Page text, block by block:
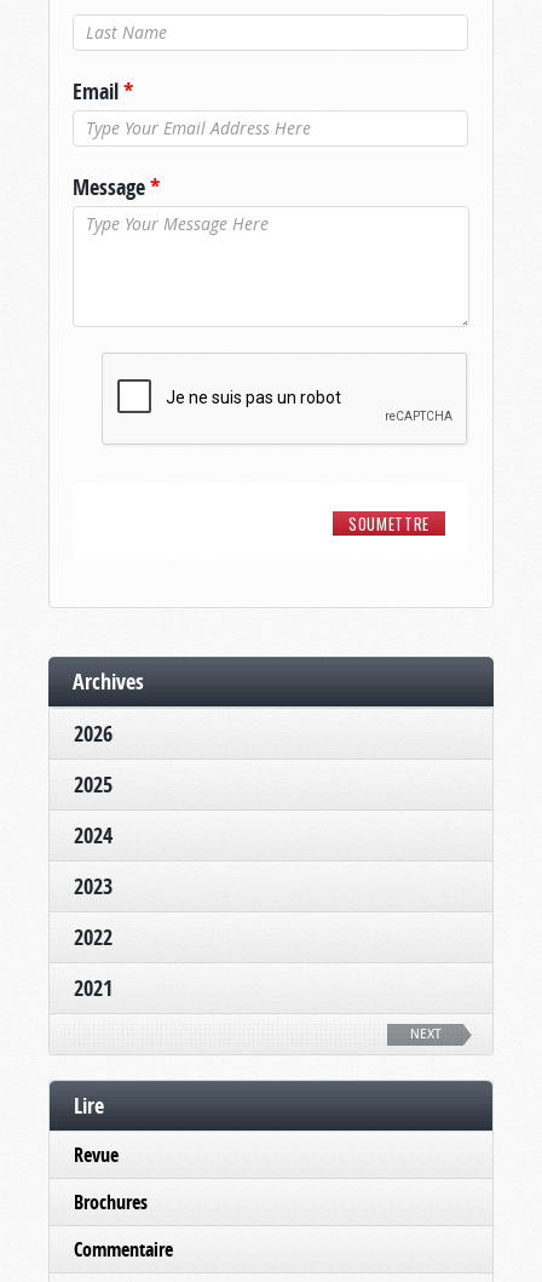
Nom de
famille*
Email*
Message*
Archives
2026
2025
2024
2023
2022
2021
NEXT
Lire
Revue
Brochures
Commentaire